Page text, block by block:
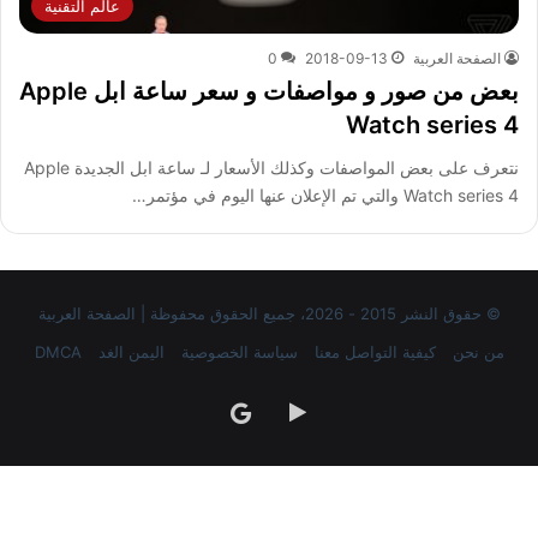
عالم التقنية
الصفحة العربية 2018-09-13
0
بعض من صور و مواصفات و سعر ساعة ابل Apple
Watch series 4
نتعرف على بعض المواصفات وكذلك الأسعار لـ ساعة ابل الجديدة Apple
Watch series 4 والتي تم الإعلان عنها اليوم في مؤتمر…
© حقوق النشر 2015 - 2026، جميع الحقوق محفوظة | الصفحة العربية
من نحن
كيفية التواصل معنا سياسة الخصوصية اليمن الغد DMCA
‏Google
Play
google
news